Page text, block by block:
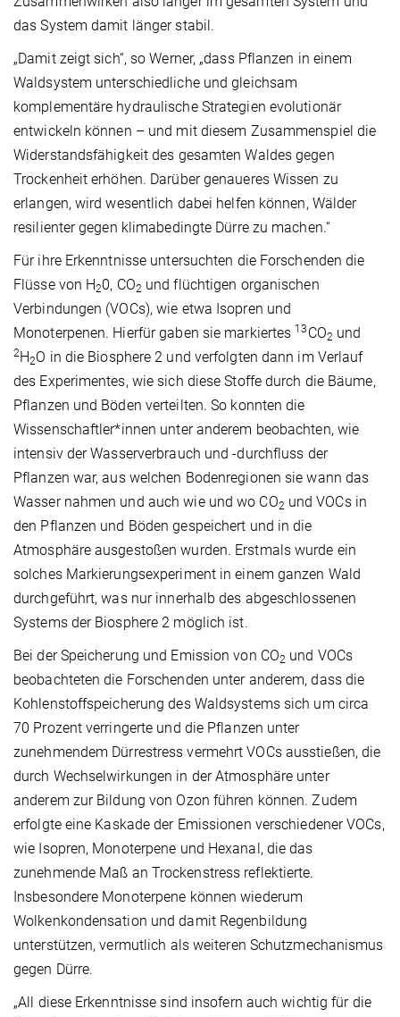
das System damit länger stabil.
„Damit zeigt sich“, so Werner, „dass Pflanzen in einem
Waldsystem unterschiedliche und gleichsam
komplementäre hydraulische Strategien evolutionär
entwickeln können – und mit diesem Zusammenspiel die
Widerstandsfähigkeit des gesamten Waldes gegen
Trockenheit erhöhen. Darüber genaueres Wissen zu
erlangen, wird wesentlich dabei helfen können, Wälder
resilienter gegen klimabedingte Dürre zu machen.“
Für ihre Erkenntnisse untersuchten die Forschenden die
Flüsse von H20, CO2 und flüchtigen organischen
Verbindungen (VOCs), wie etwa Isopren und
Monoterpenen. Hierfür gaben sie markiertes 13 CO2 und
2H2O in die Biosphere 2 und verfolgten dann im Verlauf
des Experimentes, wie sich diese Stoffe durch die Bäume,
Pflanzen und Böden verteilten. So konnten die
Wissenschaftler*innen unter anderem beobachten, wie
intensiv der Wasserverbrauch und -durchfluss der
Pflanzen war, aus welchen Bodenregionen sie wann das
Wasser nahmen und auch wie und wo CO2 und VOCs in
den Pflanzen und Böden gespeichert und in die
Atmosphäre ausgestoßen wurden. Erstmals wurde ein
solches Markierungsexperiment in einem ganzen Wald
durchgeführt, was nur innerhalb des abgeschlossenen
Systems der Biosphere 2 möglich ist.
Bei der Speicherung und Emission von CO2 und VOCs
beobachteten die Forschenden unter anderem, dass die
Kohlenstoffspeicherung des Waldsystems sich um circa
70 Prozent verringerte und die Pflanzen unter
zunehmendem Dürrestress vermehrt VOCs ausstießen, die
durch Wechselwirkungen in der Atmosphäre unter
anderem zur Bildung von Ozon führen können. Zudem
erfolgte eine Kaskade der Emissionen verschiedener VOCs,
wie Isopren, Monoterpene und Hexanal, die das
zunehmende Maß an Trockenstress reflektierte.
Insbesondere Monoterpene können wiederum
Wolkenkondensation und damit Regenbildung
unterstützen, vermutlich als weiteren Schutzmechanismus
gegen Dürre.
„All diese Erkenntnisse sind insofern auch wichtig für die